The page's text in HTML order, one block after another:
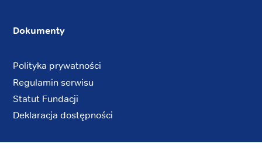
Dokumenty
Polityka prywatności
Regulamin serwisu
Statut Fundacji
Deklaracja dostępności